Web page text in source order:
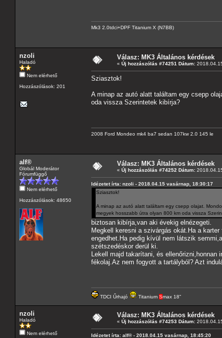
Mk3 2.0tdci+DPF Titanium X (N7BB)
nzoli
Haladó
Nem elérhető
Hozzászólások: 201
Válasz: MK3 Általános kérdések
« Új hozzászólás #74251 Dátum:
Sziasztok!
A minap az autó alatt találtam egy csepp
oda vissza Szerintetek kibírja?
2008 Ford Mondeo mk4 ba7 sedan 107kw 2.0 145 le
alf®
Globál Moderátor
Fórumfüggő
Nem elérhető
Hozzászólások: 48650
Válasz: MK3 Általános kérdések
« Új hozzászólás #74252 Dátum:
Idézetet írta: nzoli - 2018.04.15 vasárnap, 18:30:17
Sziasztok!
A minap az autó alatt találtam egy csepp olajat.
megyek hosszabb útra olyan 800 km oda vissza
biztosan kibírja,van aki évekig elnézegeti.
Megkell keresni a szivárgás okát.Ha a
engedhet.Ha pedig kívül nem látszik
szétszedéskor derül ki.
Lekell majd takarítani, és
fékolaj.Az nem fogyott a tartályból? Azt
TDCI Űrhajó Titanium Smax 18"
nzoli
Haladó
Nem elérhető
Válasz: MK3 Általános kérdések
« Új hozzászólás #74253 Dátum:
Idézetet írta: alf® - 2018.04.15 vasárnap, 18:45:20